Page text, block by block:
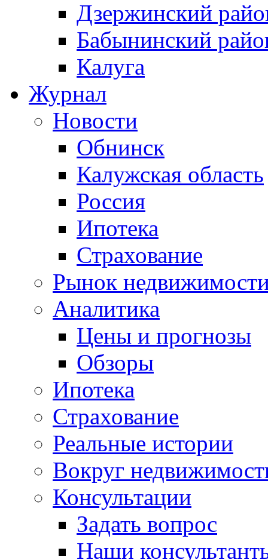
Дзержинский
Бабынинский
Калуга
Журнал
Новости
Обнинск
Калужская область
Россия
Ипотека
Страхование
Рынок
Аналитика
Цены и прогнозы
Обзоры
Ипотека
Страхование
Реальные истории
Вокруг
Консультации
Задать вопрос
Наши